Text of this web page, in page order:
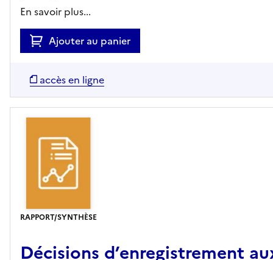
En savoir plus...
Ajouter au panier
accès en ligne
RAPPORT/SYNTHÈSE
Décisions d’enregistrement